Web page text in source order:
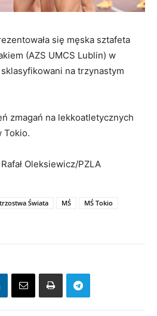
się męska sztafeta
(AZS UMCS Lublin) w
na trzynastym
zmagań na lekkoatletycznych
Tokio.
Oleksiewicz/PZLA
Świata MŚ
MŚ Tokio